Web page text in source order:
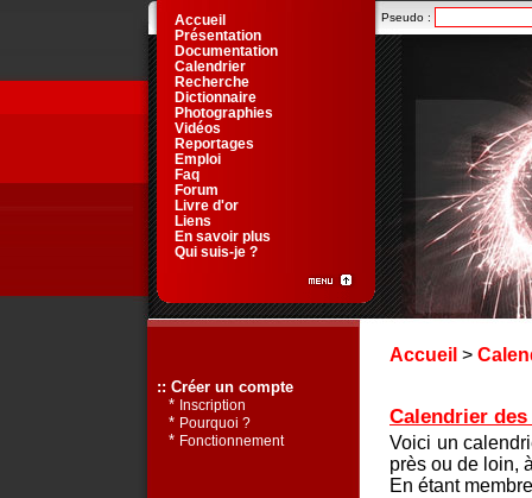
Accueil >
Calendrier
Voici un
près ou de loin,
En étant
Pseudo :
Accueil
Présentation
Documentation
Calendrier
Recherche
Dictionnaire
Photographies
Vidéos
Reportages
Emploi
Faq
Forum
Livre d'or
Liens
En savoir plus
Qui suis-je ?
:: Créer un compte
* Inscription
* Pourquoi ?
* Fonctionnement